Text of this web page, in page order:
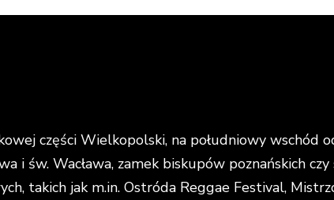
części Wielkopolski, na południowy wschód
i św. Wacława, zamek biskupów poznańskich
takich jak m.in. Ostróda Reggae Festival,